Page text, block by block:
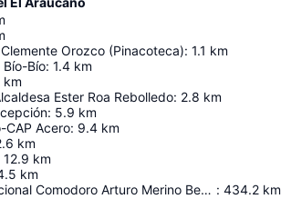
Orozco (Pinacoteca): 1.1 km
Bío-Bío: 1.4 km
km
Ester Roa Rebolledo: 2.8 km
: 5.9 km
CAP Acero: 9.4 km
km
12.9 km
km
Aeropuerto Internacional Comodoro Arturo Merino Benítez : 434.2 km